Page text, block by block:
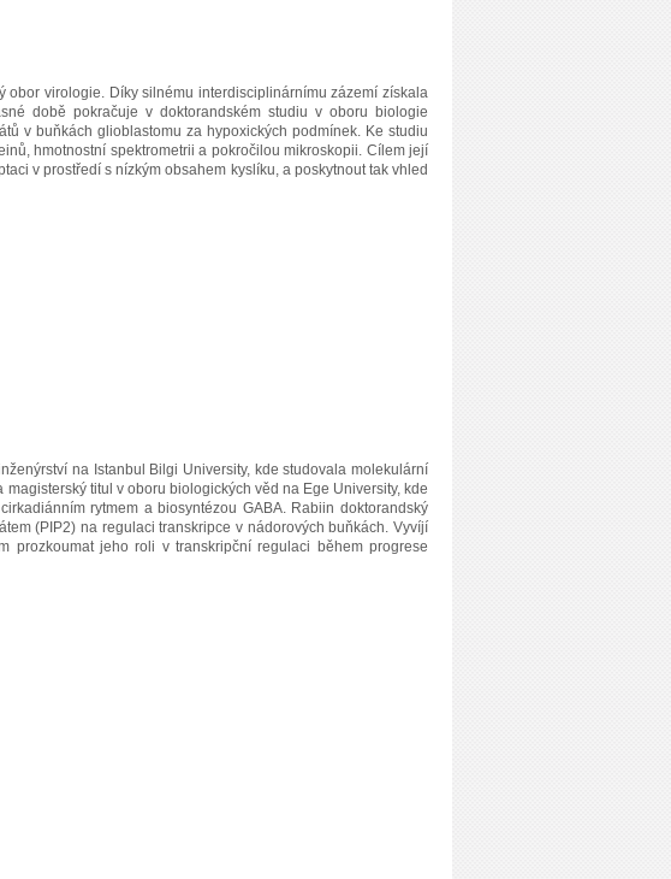
obor virologie. Díky silnému interdisciplinárnímu zázemí získala
době pokračuje v doktorandském studiu v oboru biologie
v buňkách glioblastomu za hypoxických podmínek. Ke studiu
hmotnostní spektrometrii a pokročilou mikroskopii. Cílem její
v prostředí s nízkým obsahem kyslíku, a poskytnout tak vhled
na Istanbul Bilgi University, kde studovala molekulární
titul v oboru biologických věd na Ege University, kde
rytmem a biosyntézou GABA. Rabiin doktorandský
(PIP2) na regulaci transkripce v nádorových buňkách. Vyvíjí
prozkoumat jeho roli v transkripční regulaci během progrese